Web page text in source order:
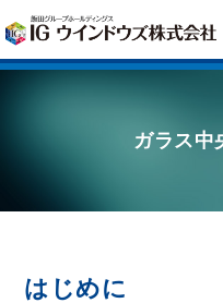
ガラス中
はじめに